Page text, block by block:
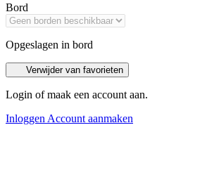
Bord
Opgeslagen in bord
Verwijder van favorieten
Login of maak een account aan.
Inloggen Account aanmaken